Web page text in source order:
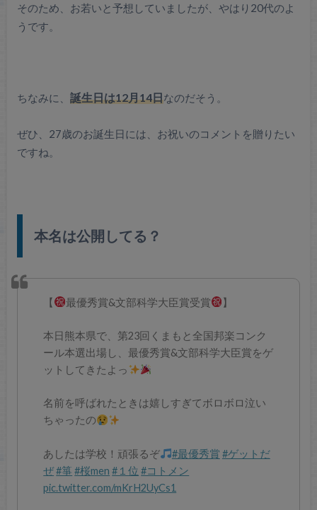
そのため、お若いと予想していましたが、やはり20代のよ
うです。
ちなみに、 誕生日は12月14日なのだそう。
ぜひ、27歳のお誕生日には、お祝いのコメントを贈りたい
ですね。
本名は公開してる？
【 最優秀賞&文部科学大臣賞受賞 】
本日熊本県で、第23回くまもと全国邦楽コンク
ール本選出場し、最優秀賞&文部科学大臣賞をゲ
ットしてきたよっ
名前を呼ばれたときは嬉しすぎてボロボロ泣い
ちゃったの
あしたは学校！頑張るぞ #最優秀賞 #ゲットだ
ぜ#箏 #桜men #１位 #コトメン
pic.twitter.com/mKrH2UyCs1